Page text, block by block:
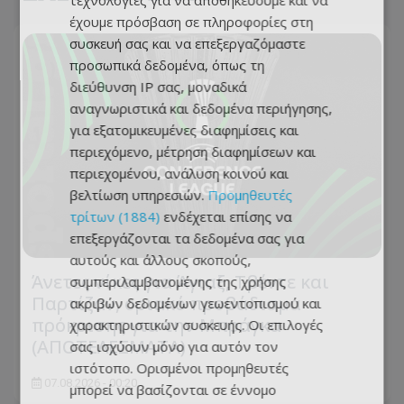
Άνετες νίκες για Άγιαξ, Τβέντε και
Παρτίζαν, οριακό προβάδισμα
πρόκρισης για την Μπράγκα
(ΑΠΟΤΕΛΕΣΜΑΤΑ)
07.08.2026 - 00:20
έχουμε πρόσβαση σε πληροφορίες στη
συσκευή σας και να επεξεργαζόμαστε
προσωπικά δεδομένα, όπως τη
διεύθυνση IP σας, μοναδικά
αναγνωριστικά και δεδομένα περιήγησης,
για εξατομικευμένες διαφημίσεις και
περιεχόμενο, μέτρηση διαφημίσεων και
περιεχομένου, ανάλυση κοινού και
βελτίωση υπηρεσιών.Προμηθευτές
τρίτων (1884) ενδέχεται επίσης να
επεξεργάζονται τα δεδομένα σας για
αυτούς και άλλους σκοπούς,
συμπεριλαμβανομένης της χρήσης
ακριβών δεδομένων γεωεντοπισμού και
χαρακτηριστικών συσκευής. Οι επιλογές
σας ισχύουν μόνο για αυτόν τον
ιστότοπο. Ορισμένοι προμηθευτές
μπορεί να βασίζονται σε έννομο